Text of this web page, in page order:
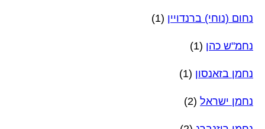
נחום (נוחי) ברנדויין (1)
נחמ"ש כהן (1)
נחמן בזאנסון (1)
נחמן ישראל (2)